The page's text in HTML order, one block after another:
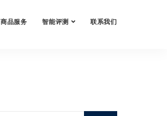
商品服务 智能评测 联系我们